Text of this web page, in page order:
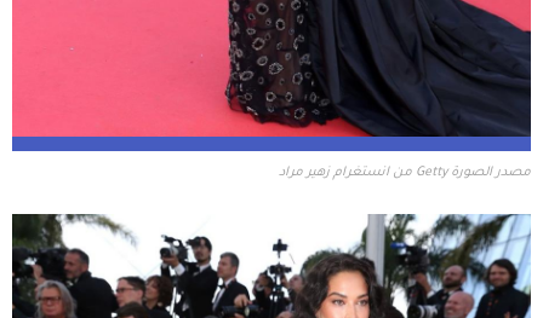
مصدر الصورة Getty من انستغرام زهير مراد